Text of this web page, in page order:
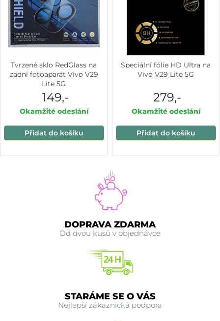
Tvrzené sklo RedGlass na
zadní fotoaparát Vivo V29
Lite 5G
149,-
Okamžité odeslání
Přidat do košíku
Speciální fólie HD Ultra na
Vivo V29 Lite 5G
279,-
Okamžité odeslání
Přidat do košíku
DOPRAVA ZDARMA
Od dvou kusů v objednávce
STARÁME SE O VÁS
Nejlepší zákaznická podpora